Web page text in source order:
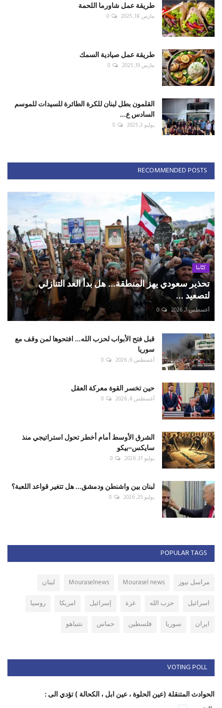
طريقة عمل شاورما اللحمة
مارس 18, 2025 0
طريقة عمل صيادية السمك
مارس 19, 2025 0
القلمون بطل لبنان للكرة الطائرة للسيدات للموسم
السادس ع...
يوليو 3, 2025 0
RECOMMENDED POSTS
كتّابنا
تحذير سعودي يهز المنطقة... هل بدأ العد التنازلي
لتصعيد ...
أغسطس 7, 2026 0
قبل فتح الأبواب لحزب الله... افتحوها لمن وقف مع
سوريا
أغسطس 6, 2026 0
حين تخسر القوة معركة العقل
أغسطس 4, 2026 0
الشرق الأوسط أمام أخطر تحول استراتيجي منذ
سايكس–بيكو
يوليو 31, 2026 0
لبنان بين واشنطن ودمشق... هل تتغير قواعد اللعبة؟
يوليو 25, 2026 0
POPULAR TAGS
مراسل نيوز Mourasel news
Mouraselnews
لبنان
اسرائيل
حزب الله غزة إسرائيل امريكا
روسيا
ايران
سوريا فلسطين حماس نتنياهو
VOTING POLL
الحوادث المتنقلة (عين الحلوة ، عين ابل ، الكحالة ) تؤدي الى :